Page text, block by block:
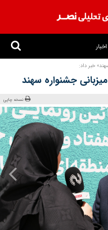
خبر داد:
جشنواره سهند
نسخه چاپی